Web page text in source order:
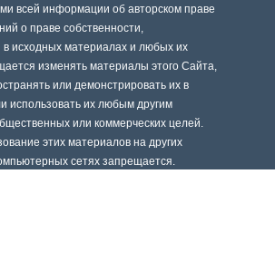
всей информации об авторском праве
о праве собственности,
исходных материалах и любых их
изменять материалы этого Сайта,
или демонстрировать их в
использовать их любым другим
или коммерческих целей.
этих материалов на других
сетях запрещается.